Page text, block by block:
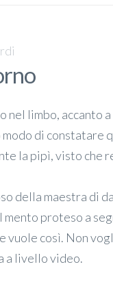
limbo, accanto a
di constatare
la pipì, visto che
della maestra di
proteso a
così. Non
a livello video.